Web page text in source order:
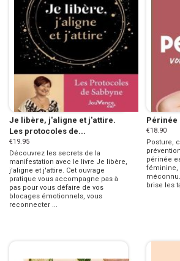
Je libère, j'aligne et j'attire.
Les protocoles de...
€19.95
Découvrez les secrets de la
manifestation avec le livre Je libère,
j'aligne et j'attire. Cet ouvrage
pratique vous accompagne pas à
pas pour vous défaire de vos
blocages émotionnels, vous
reconnecter ...
Périnée
€18.90
Posture,
périnée
féminine,
brise les